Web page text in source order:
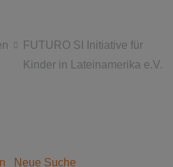
FUTURO SI Initiative für
Kinder in Lateinamerika e.V.
Neue Suche